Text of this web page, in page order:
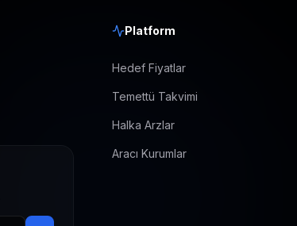
Platform
Hedef Fiyatlar
Temettü Takvimi
Halka Arzlar
Aracı Kurumlar